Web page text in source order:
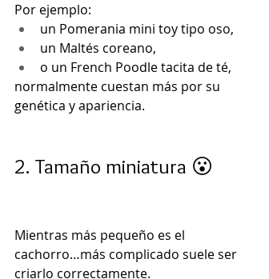
Por ejemplo:
un Pomerania mini toy tipo oso,
un Maltés coreano,
o un French Poodle tacita de té,
normalmente cuestan más por su
genética y apariencia.
2. Tamaño miniatura 😮
Mientras más pequeño es el
cachorro…más complicado suele ser
criarlo correctamente.